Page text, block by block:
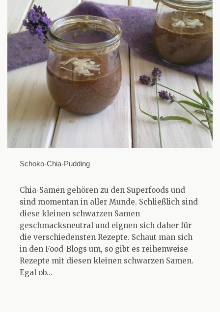
Schoko-Chia-Pudding
Chia-Samen gehören zu den Superfoods und
sind momentan in aller Munde. Schließlich sind
diese kleinen schwarzen Samen
geschmacksneutral und eignen sich daher für
die verschiedensten Rezepte. Schaut man sich
in den Food-Blogs um, so gibt es reihenweise
Rezepte mit diesen kleinen schwarzen Samen.
Egal ob…